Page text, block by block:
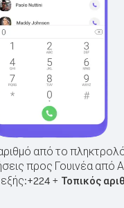
από το
προς Γουινέα από
+224+ Τοπικός